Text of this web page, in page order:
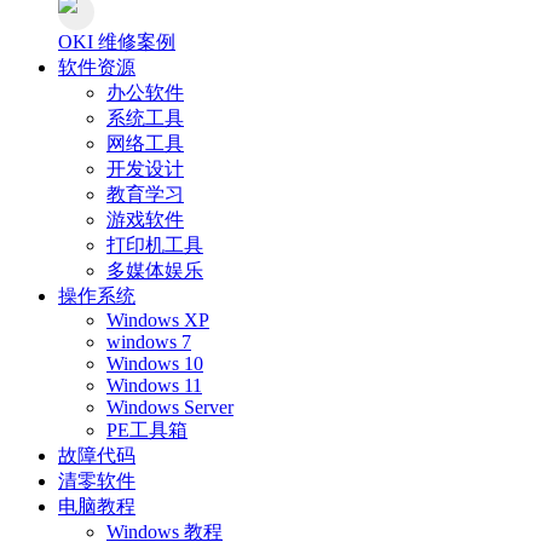
OKI 维修案例
软件资源
办公软件
系统工具
网络工具
开发设计
教育学习
游戏软件
打印机工具
多媒体娱乐
操作系统
Windows XP
windows 7
Windows 10
Windows 11
Windows Server
PE工具箱
故障代码
清零软件
电脑教程
Windows 教程